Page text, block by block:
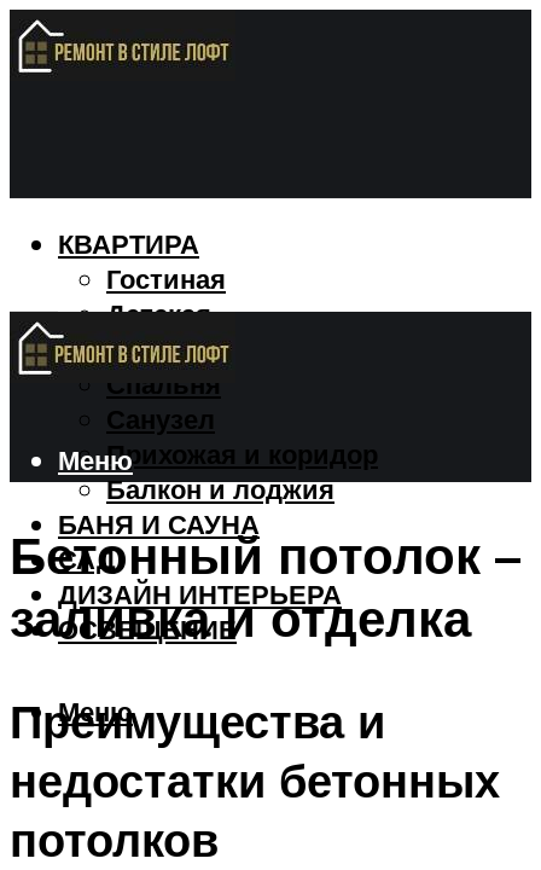
КВАРТИРА
Гостиная
Детская
Кухня
Спальня
Санузел
Прихожая и коридор
Балкон и лоджия
БАНЯ И САУНА
САД
ДИЗАЙН ИНТЕРЬЕРА
ОСВЕЩЕНИЕ
Меню
Меню
Бетонный потолок –
заливка и отделка
Преимущества и
недостатки бетонных
потолков